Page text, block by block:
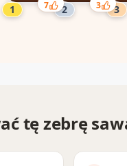
7 3
tę zebrę